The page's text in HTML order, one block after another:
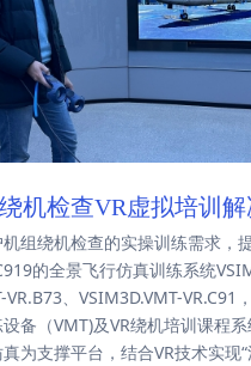
机检查VR虚拟培训
组绕机检查的实操训练需求，
的全景飞行仿真训练系统
VR.B73、VSIM3D.VMT-VR.C91
备（VMT)及VR绕机培训课程
为支撑平台，结合VR技术实现